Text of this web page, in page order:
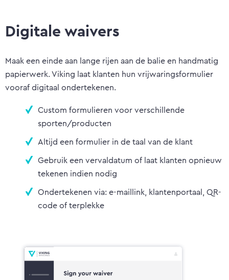
SUP-scholen
Digitale waivers
Maak een einde aan lange rijen aan de balie en handmatig
papierwerk. Viking laat klanten hun vrijwaringsformulier
vooraf digitaal ondertekenen.
Custom formulieren voor verschillende
sporten/producten
Altijd een formulier in de taal van de klant
Gebruik een vervaldatum of laat klanten opnieuw
tekenen indien nodig
Ondertekenen via: e-maillink, klantenportaal, QR-
code of terplekke